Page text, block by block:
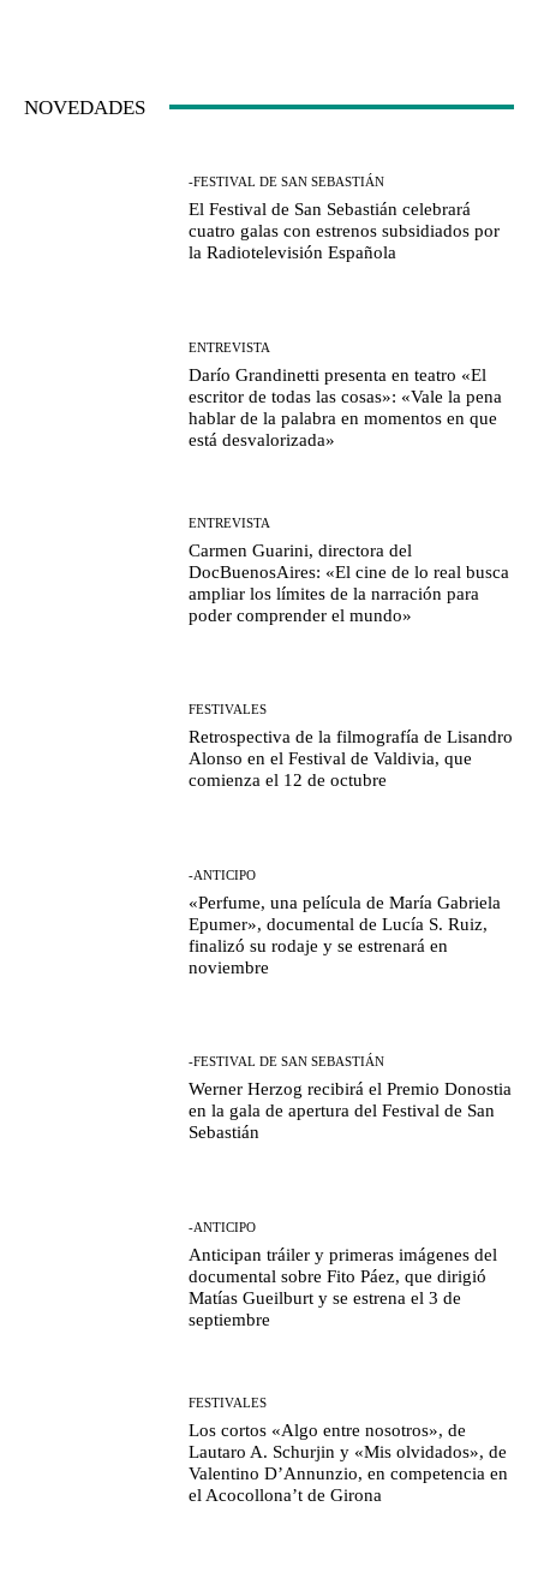
NOVEDADES
-FESTIVAL DE SAN SEBASTIÁN
El Festival de San Sebastián celebrará
cuatro galas con estrenos subsidiados por
la Radiotelevisión Española
ENTREVISTA
Darío Grandinetti presenta en teatro «El
escritor de todas las cosas»: «Vale la pena
hablar de la palabra en momentos en que
está desvalorizada»
ENTREVISTA
Carmen Guarini, directora del
DocBuenosAires: «El cine de lo real busca
ampliar los límites de la narración para
poder comprender el mundo»
FESTIVALES
Retrospectiva de la filmografía de Lisandro
Alonso en el Festival de Valdivia, que
comienza el 12 de octubre
-ANTICIPO
«Perfume, una película de María Gabriela
Epumer», documental de Lucía S. Ruiz,
finalizó su rodaje y se estrenará en
noviembre
-FESTIVAL DE SAN SEBASTIÁN
Werner Herzog recibirá el Premio Donostia
en la gala de apertura del Festival de San
Sebastián
-ANTICIPO
Anticipan tráiler y primeras imágenes del
documental sobre Fito Páez, que dirigió
Matías Gueilburt y se estrena el 3 de
septiembre
FESTIVALES
Los cortos «Algo entre nosotros», de
Lautaro A. Schurjin y «Mis olvidados», de
Valentino D’Annunzio, en competencia en
el Acocollona’t de Girona